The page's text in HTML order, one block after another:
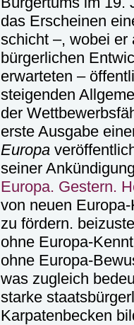
das Erscheinen
schicht –, wobei er
bürgerlichen
erwarteten –
steigenden
der
erste Ausgabe
Europa
seiner
Europa. Gestern.
von neuen
zu fördern.
ohne Europa-
ohne Europa-
was zugleich
starke
Karpatenbecken